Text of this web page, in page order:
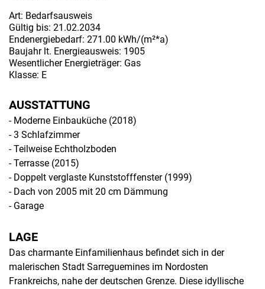
Art: Bedarfsausweis
Gültig bis: 21.02.2034
Endenergiebedarf: 271.00 kWh/(m²*a)
Baujahr lt. Energieausweis: 1905
Wesentlicher Energieträger: Gas
Klasse: E
AUSSTATTUNG
- Moderne Einbauküche (2018)
- 3 Schlafzimmer
- Teilweise Echtholzboden
- Terrasse (2015)
- Doppelt verglaste Kunststofffenster (1999)
- Dach von 2005 mit 20 cm Dämmung
- Garage
LAGE
Das charmante Einfamilienhaus befindet sich in der
malerischen Stadt Sarreguemines im Nordosten
Frankreichs, nahe der deutschen Grenze. Diese idyllische